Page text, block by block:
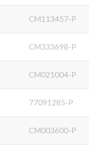
CM113457-P
CM333698-P
CM021004-P
77091285-P
CM003600-P